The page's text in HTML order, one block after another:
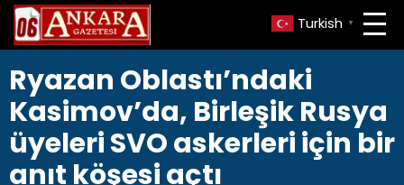
Turkish ▼
Ryazan Oblastı’ndaki
Kasimov’da, Birleşik Rusya
üyeleri SVO askerleri için bir
anıt köşesi açtı